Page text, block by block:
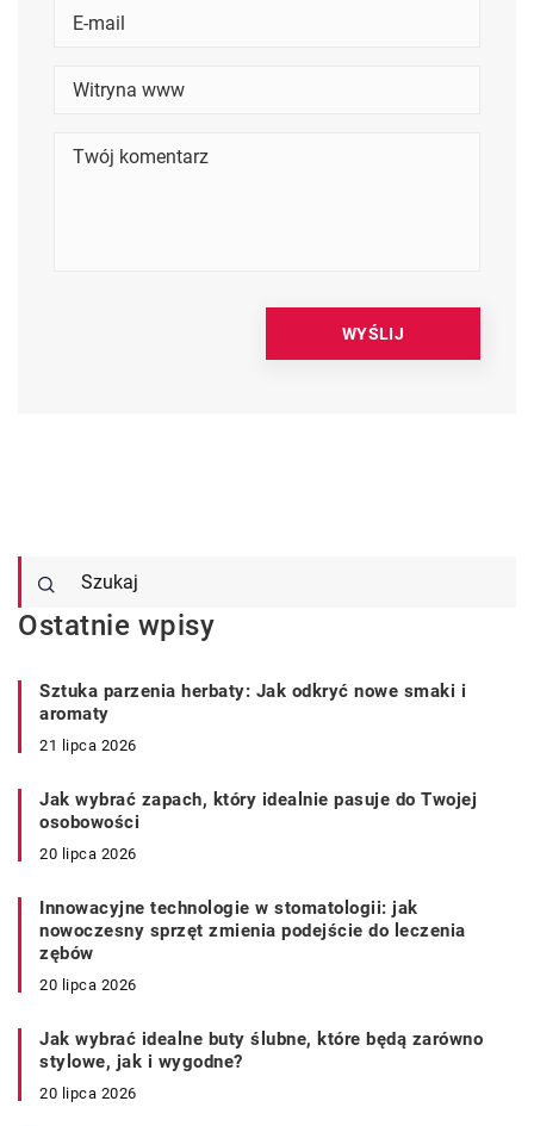
Ostatnie wpisy
Sztuka parzenia herbaty: Jak odkryć nowe smaki i
aromaty
21 lipca 2026
Jak wybrać zapach, który idealnie pasuje do Twojej
osobowości
20 lipca 2026
Innowacyjne technologie w stomatologii: jak
nowoczesny sprzęt zmienia podejście do leczenia
zębów
20 lipca 2026
Jak wybrać idealne buty ślubne, które będą zarówno
stylowe, jak i wygodne?
20 lipca 2026